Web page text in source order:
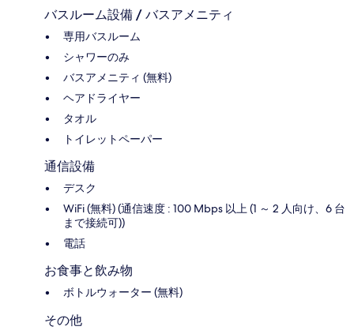
バスルーム設備 / バスアメニティ
専用バスルーム
シャワーのみ
バスアメニティ (無料)
ヘアドライヤー
タオル
トイレットペーパー
通信設備
デスク
WiFi (無料) (通信速度 : 100 Mbps 以上 (1 ～ 2 人向け、6 台
まで接続可))
電話
お食事と飲み物
ボトルウォーター (無料)
その他